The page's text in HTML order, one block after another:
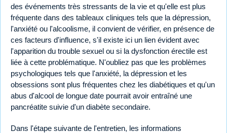
des événements très stressants de la vie et qu'elle est plus
fréquente dans des tableaux cliniques tels que la dépression,
l'anxiété ou l'alcoolisme, il convient de vérifier, en présence de
ces facteurs d'influence, s'il existe ici un lien évident avec
l'apparition du trouble sexuel ou si la dysfonction érectile est
liée à cette problématique. N'oubliez pas que les problèmes
psychologiques tels que l'anxiété, la dépression et les
obsessions sont plus fréquentes chez les diabétiques et qu'un
abus d'alcool de longue date pourrait avoir entraîné une
pancréatite suivie d'un diabète secondaire.
Dans l'étape suivante de l'entretien, les informations